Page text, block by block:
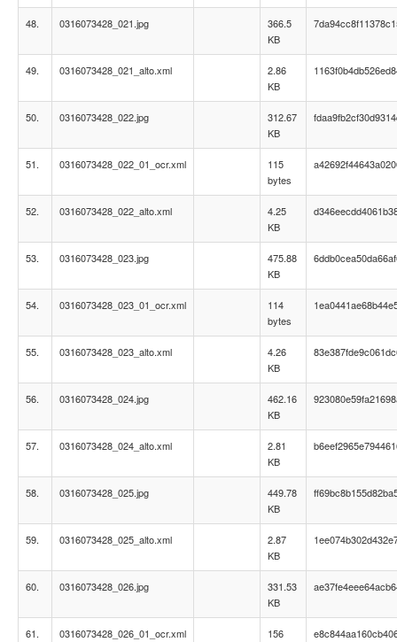
48. 0316073428_021.jpg
366.5
KB
49. 0316073428_021_alto.xml
2.86
KB
50. 0316073428_022.jpg
312.67
KB
51. 0316073428_022_01_ocr.xml
115
bytes
52. 0316073428_022_alto.xml
4.25
KB
53. 0316073428_023.jpg
475.88
KB
54. 0316073428_023_01_ocr.xml
114
bytes
55. 0316073428_023_alto.xml
4.26
KB
56. 0316073428_024.jpg
462.16
KB
57. 0316073428_024_alto.xml
2.81
KB
58. 0316073428_025.jpg
449.78
KB
59. 0316073428_025_alto.xml
2.87
KB
60. 0316073428_026.jpg
331.53
KB
61. 0316073428_026_01_ocr.xml
156